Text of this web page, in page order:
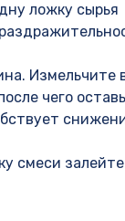
ложку сырья
Измельчите
чего
смеси залейте